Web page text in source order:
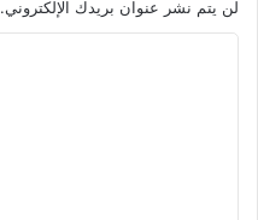
لن يتم نشر عنوان بريدك الإلكتروني.